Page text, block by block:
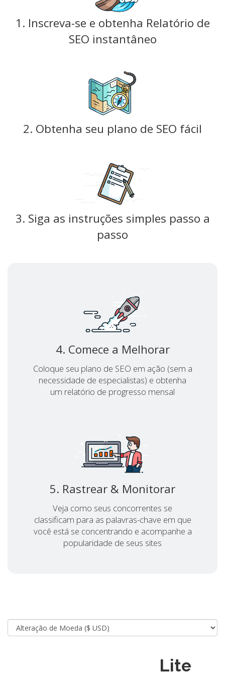
1. Inscreva-se e obtenha Relatório de
SEO instantâneo
2. Obtenha seu plano de SEO fácil
3. Siga as instruções simples passo a
passo
4. Comece a Melhorar
Coloque seu plano de SEO em ação (sem a
necessidade de especialistas) e obtenha
um relatório de progresso mensal
5. Rastrear & Monitorar
Veja como seus concorrentes se
classificam para as palavras-chave em que
você está se concentrando e acompanhe a
popularidade de seus sites
Lite